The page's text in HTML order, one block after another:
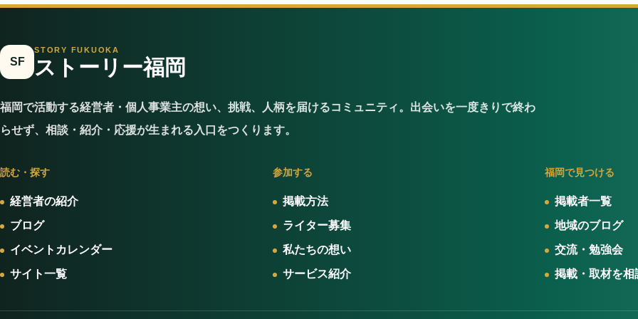
SF
STORY FUKUOKA
ストーリー福岡
福岡で活動する経営者・個人事業主の想い、挑戦、人柄を届けるコミュニティ。出会いを一度きりで終わ
らせず、相談・紹介・応援が生まれる入口をつくります。
読む・探す
経営者の紹介
ブログ
イベントカレンダー
サイト一覧
参加する
掲載方法
ライター募集
私たちの想い
サービス紹介
福岡で見つける
掲載者一覧
地域のブログ
交流・勉強会
掲載・取材を相